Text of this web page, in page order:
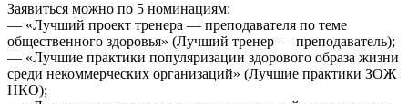
Заявиться можно по 5 номинациям:
— «Лучший проект тренера — преподавателя по теме
общественного здоровья» (Лучший тренер — преподаватель);
— «Лучшие практики популяризации здорового образа жизни
среди некоммерческих организаций» (Лучшие практики ЗОЖ
НКО);